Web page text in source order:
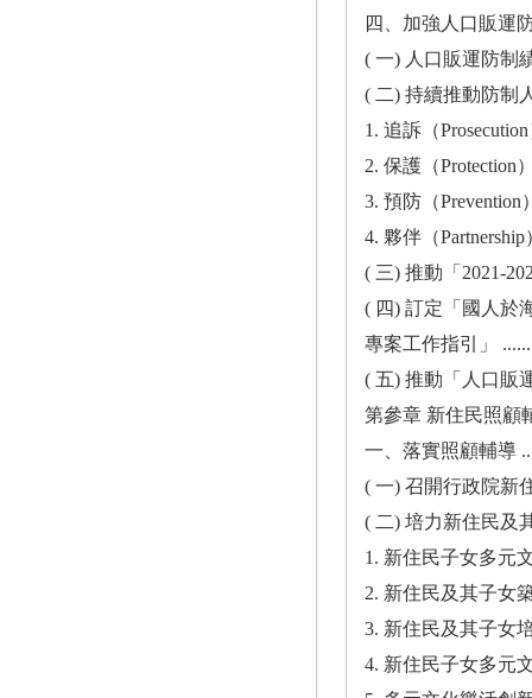
四、加強人口販運
( 一) 人口販運防制
( 二) 持續推動防制
1. 追訴（
2. 保護（Protection
3. 預防（Prevention
4. 夥伴（Partnership
( 三) 推動「2021-
( 四) 訂定「國人於
專案工作指引」
( 五) 推動「人口販
第參章 新住民照顧
一、落實照顧輔導
( 一) 召開行政院新
( 二) 培力新住民及
1. 新住民子女多元
2. 新住民及其子女
3. 新住民及其子女
4. 新住民子女多元